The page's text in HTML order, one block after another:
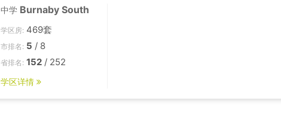
中学 Burnaby South
学区房: 469套
市排名: 5 / 8
省排名: 152 / 252
学区详情